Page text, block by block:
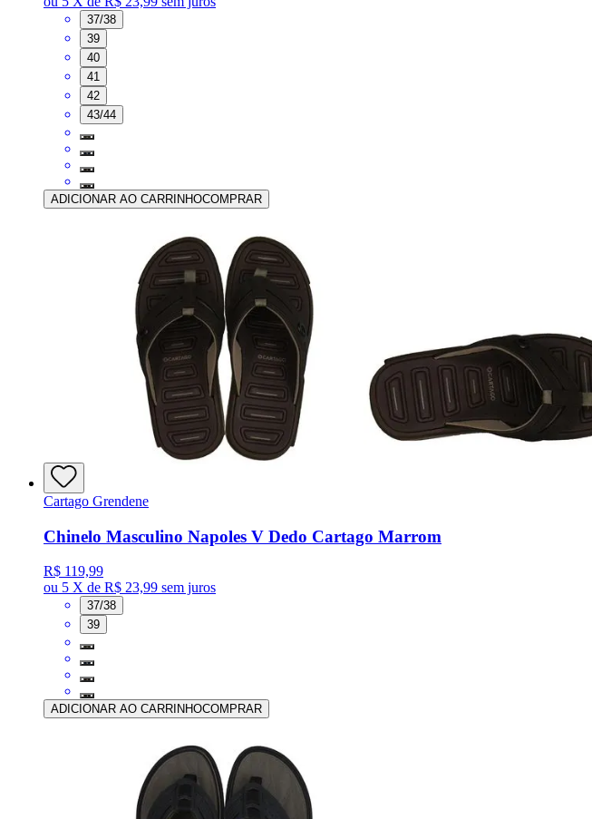
37/38
39
40
41
42
43/44
ADICIONAR AO CARRINHOCOMPRAR
Cartago Grendene
Chinelo Masculino Napoles V Dedo Cartago Marrom
R$ 119,99
ou 5 X de R$ 23,99 sem juros
37/38
39
ADICIONAR AO CARRINHOCOMPRAR